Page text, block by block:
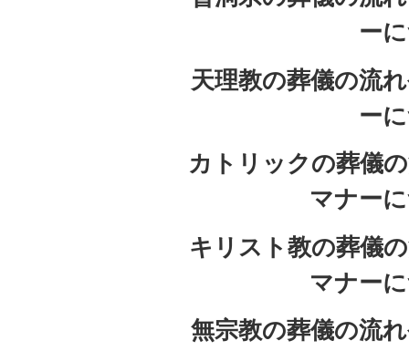
ー
天理教の葬儀の流
ー
カトリックの葬儀
マナー
キリスト教の葬儀
マナー
無宗教の葬儀の流